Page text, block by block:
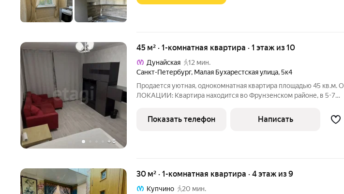
+8
45 м² · 1-комнатная квартира · 1 этаж из 10
Дунайская
12 мин.
Санкт-Петербург, Малая Бухарестская улица,5к4
Продается уютная, однокомнатная квартира площадью 45 кв.м. О
ЛОКАЦИИ: Квартира находится во Фрунзенском районе, в 5-7
шаговой доступности есть школы и детские сады,
многочисленные
Показать телефон Написать
30 м² · 1-комнатная квартира · 4 этаж из 9
Купчино
20 мин.